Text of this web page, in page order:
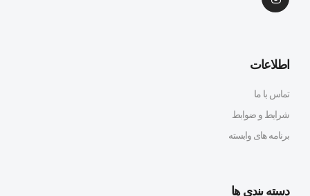
اطلاعات
تماس با ما
شرایط و ضوابط
برنامه های وابسته
دسته بندی ها